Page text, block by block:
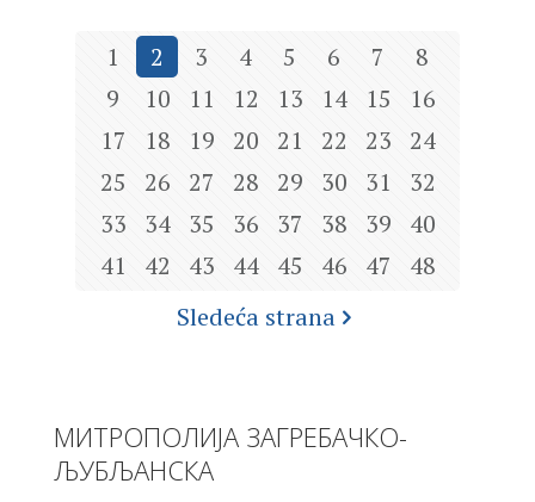
1 2 3 4 5 6 7
8
9
10 11 12 13 14 15
16
17
18 19 20 21 22 23
24
25
26 27 28 29 30 31
32
33
34 35 36 37 38 39
40
41
42 43 44 45 46 47
48
Sledeća strana
МИТРОПОЛИЈА ЗАГРЕБАЧКО-
ЉУБЉАНСКА